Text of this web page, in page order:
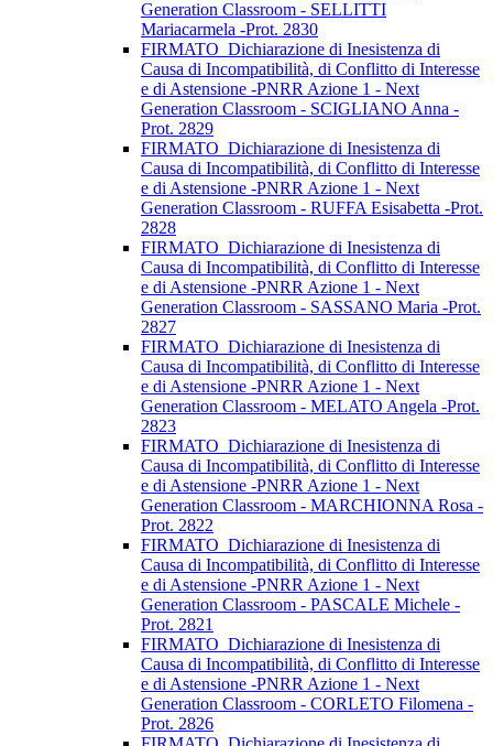
Generation Classroom - SELLITTI
Mariacarmela -Prot. 2830
FIRMATO_Dichiarazione di Inesistenza di
Causa di Incompatibilità, di Conflitto di Interesse
e di Astensione -PNRR Azione 1 - Next
Generation Classroom - SCIGLIANO Anna -
Prot. 2829
FIRMATO_Dichiarazione di Inesistenza di
Causa di Incompatibilità, di Conflitto di Interesse
e di Astensione -PNRR Azione 1 - Next
Generation Classroom - RUFFA Esisabetta -Prot.
2828
FIRMATO_Dichiarazione di Inesistenza di
Causa di Incompatibilità, di Conflitto di Interesse
e di Astensione -PNRR Azione 1 - Next
Generation Classroom - SASSANO Maria -Prot.
2827
FIRMATO_Dichiarazione di Inesistenza di
Causa di Incompatibilità, di Conflitto di Interesse
e di Astensione -PNRR Azione 1 - Next
Generation Classroom - MELATO Angela -Prot.
2823
FIRMATO_Dichiarazione di Inesistenza di
Causa di Incompatibilità, di Conflitto di Interesse
e di Astensione -PNRR Azione 1 - Next
Generation Classroom - MARCHIONNA Rosa -
Prot. 2822
FIRMATO_Dichiarazione di Inesistenza di
Causa di Incompatibilità, di Conflitto di Interesse
e di Astensione -PNRR Azione 1 - Next
Generation Classroom - PASCALE Michele -
Prot. 2821
FIRMATO_Dichiarazione di Inesistenza di
Causa di Incompatibilità, di Conflitto di Interesse
e di Astensione -PNRR Azione 1 - Next
Generation Classroom - CORLETO Filomena -
Prot. 2826